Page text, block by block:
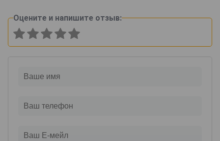
Оцените и напишите отзыв: